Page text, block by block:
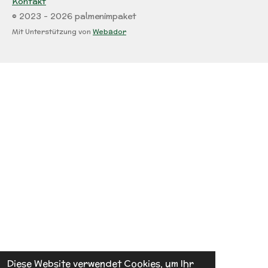
Diese Website verwendet Cookies, um Ihr
© 2023 - 2026 palmenimpaket
Mit Unterstützung von Webador